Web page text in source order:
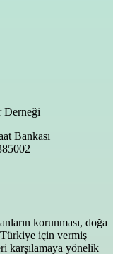
Derneği
Bankası
korunması, doğa
Türkiye için vermiş
karşılamaya yönelik